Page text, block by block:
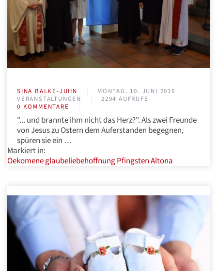
SINA BALKE-JUHN
MONTAG, 10. JUNI 2019
VERANSTALTUNGEN
2294 AUFRUFE
0 KOMMENTARE
"... und brannte ihm nicht das Herz?". Als zwei Freunde
von Jesus zu Ostern dem Auferstanden begegnen,
spüren sie ein …
Markiert in:
OekomeneglaubeliebehoffnungPfingstenAltona